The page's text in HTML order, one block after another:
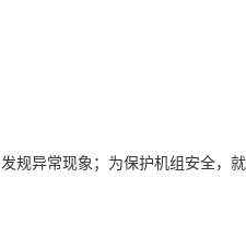
规异常现象；为保护机组安全，